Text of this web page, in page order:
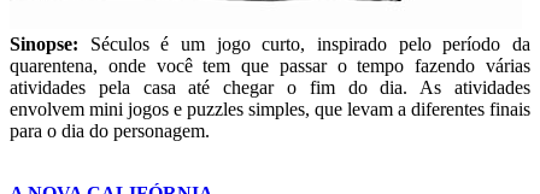
Sinopse: Séculos é um jogo curto, inspirado pelo período da
quarentena, onde você tem que passar o tempo fazendo várias
atividades pela casa até chegar o fim do dia. As atividades
envolvem mini jogos e puzzles simples, que levam a diferentes finais
para o dia do personagem.